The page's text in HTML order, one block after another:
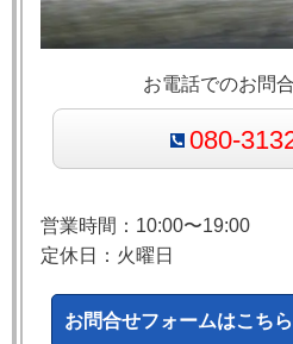
お電話でのお問
080-
営業時間：10:00〜19:00
定休日：火曜日
お問合せフォームはこちら